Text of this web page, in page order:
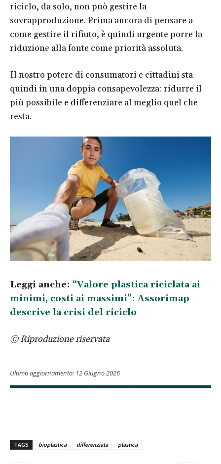
riciclo, da solo, non può gestire la
sovrapproduzione. Prima ancora di pensare a
come gestire il rifiuto, è quindi urgente porre la
riduzione alla fonte come priorità assoluta.
Il nostro potere di consumatori e cittadini sta
quindi in una doppia consapevolezza: ridurre il
più possibile e differenziare al meglio quel che
resta.
Leggi anche: “Valore plastica riciclata ai
minimi, costi ai massimi”: Assorimap
descrive la crisi del riciclo
© Riproduzione riservata
Ultimo aggiornamento: 12 Giugno 2026
TAGS bioplastica differenziata plastica